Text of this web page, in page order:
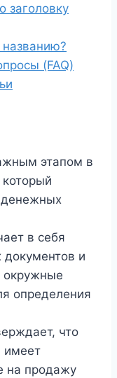
заголовку
названию?
(FAQ)
этапом в
денежных
в себя
документов и
окружные
определения
что
имеет
на продажу